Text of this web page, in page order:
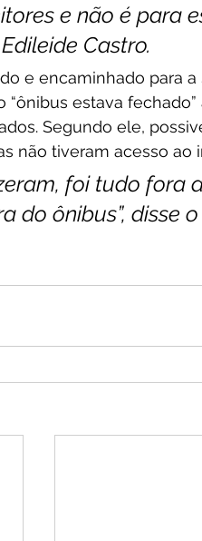
e não é para
Castro.
e encaminhado para
“ônibus estava
Segundo ele,
não tiveram acesso ao
foi tudo fora
do ônibus”, disse